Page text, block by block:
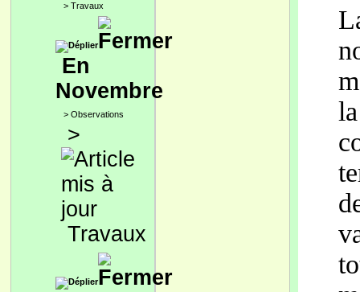
> Travaux
En
Novembre
> Observations
>
Travaux